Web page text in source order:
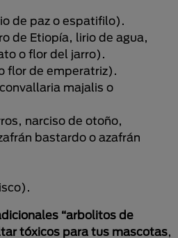
de paz o espatifilo).
de Etiopía, lirio de agua,
o flor del jarro).
flor de emperatriz).
majalis o
narciso de otoño,
bastardo o azafrán
“arbolitos de
tóxicos para tus mascotas,